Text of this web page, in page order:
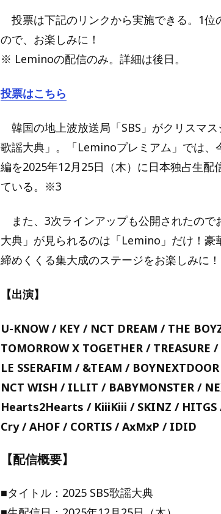
投票は下記のリンクから実施できる。1位
ので、お楽しみに！
※ Leminoの配信のみ。詳細は後日。
投票はこちら
韓国の地上波放送局「SBS」がクリスマ
歌謡大典」。「Leminoプレミアム」では
編を2025年12月25日（木）に日本独占生配
ている。※3
また、3次ラインアップも公開されたので
大典」が見られるのは「Lemino」だけ！豪
締めくくる集大成のステージをお楽しみに！
【出演】
U-KNOW / KEY / NCT DREAM / THE
TOMORROW X TOGETHER /
LE SSERAFIM / &TEAM /
NCT WISH / ILLIT / BABYMONSTER /
Hearts2Hearts / KiiiKiii / SKINZ / HITGS
Cry / AHOF / CORTIS / AxMxP / IDID
【配信概要】
■タイトル：2025 SBS歌謡大典